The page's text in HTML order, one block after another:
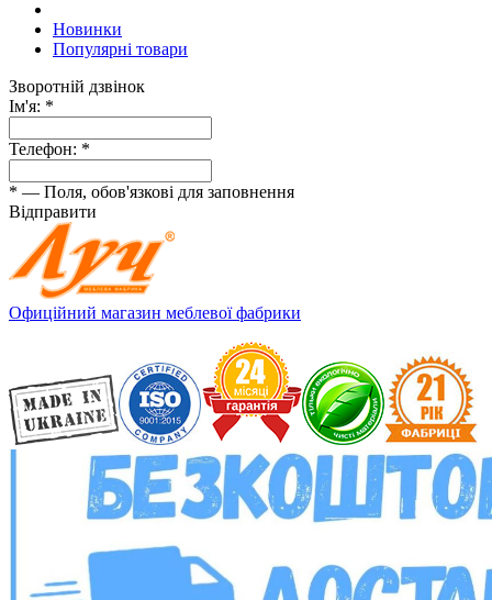
Новинки
Популярні товари
Зворотній дзвінок
Ім'я: *
Телефон: *
* — Поля, обов'язкові для заповнення
Відправити
Офиційний магазин меблевої фабрики